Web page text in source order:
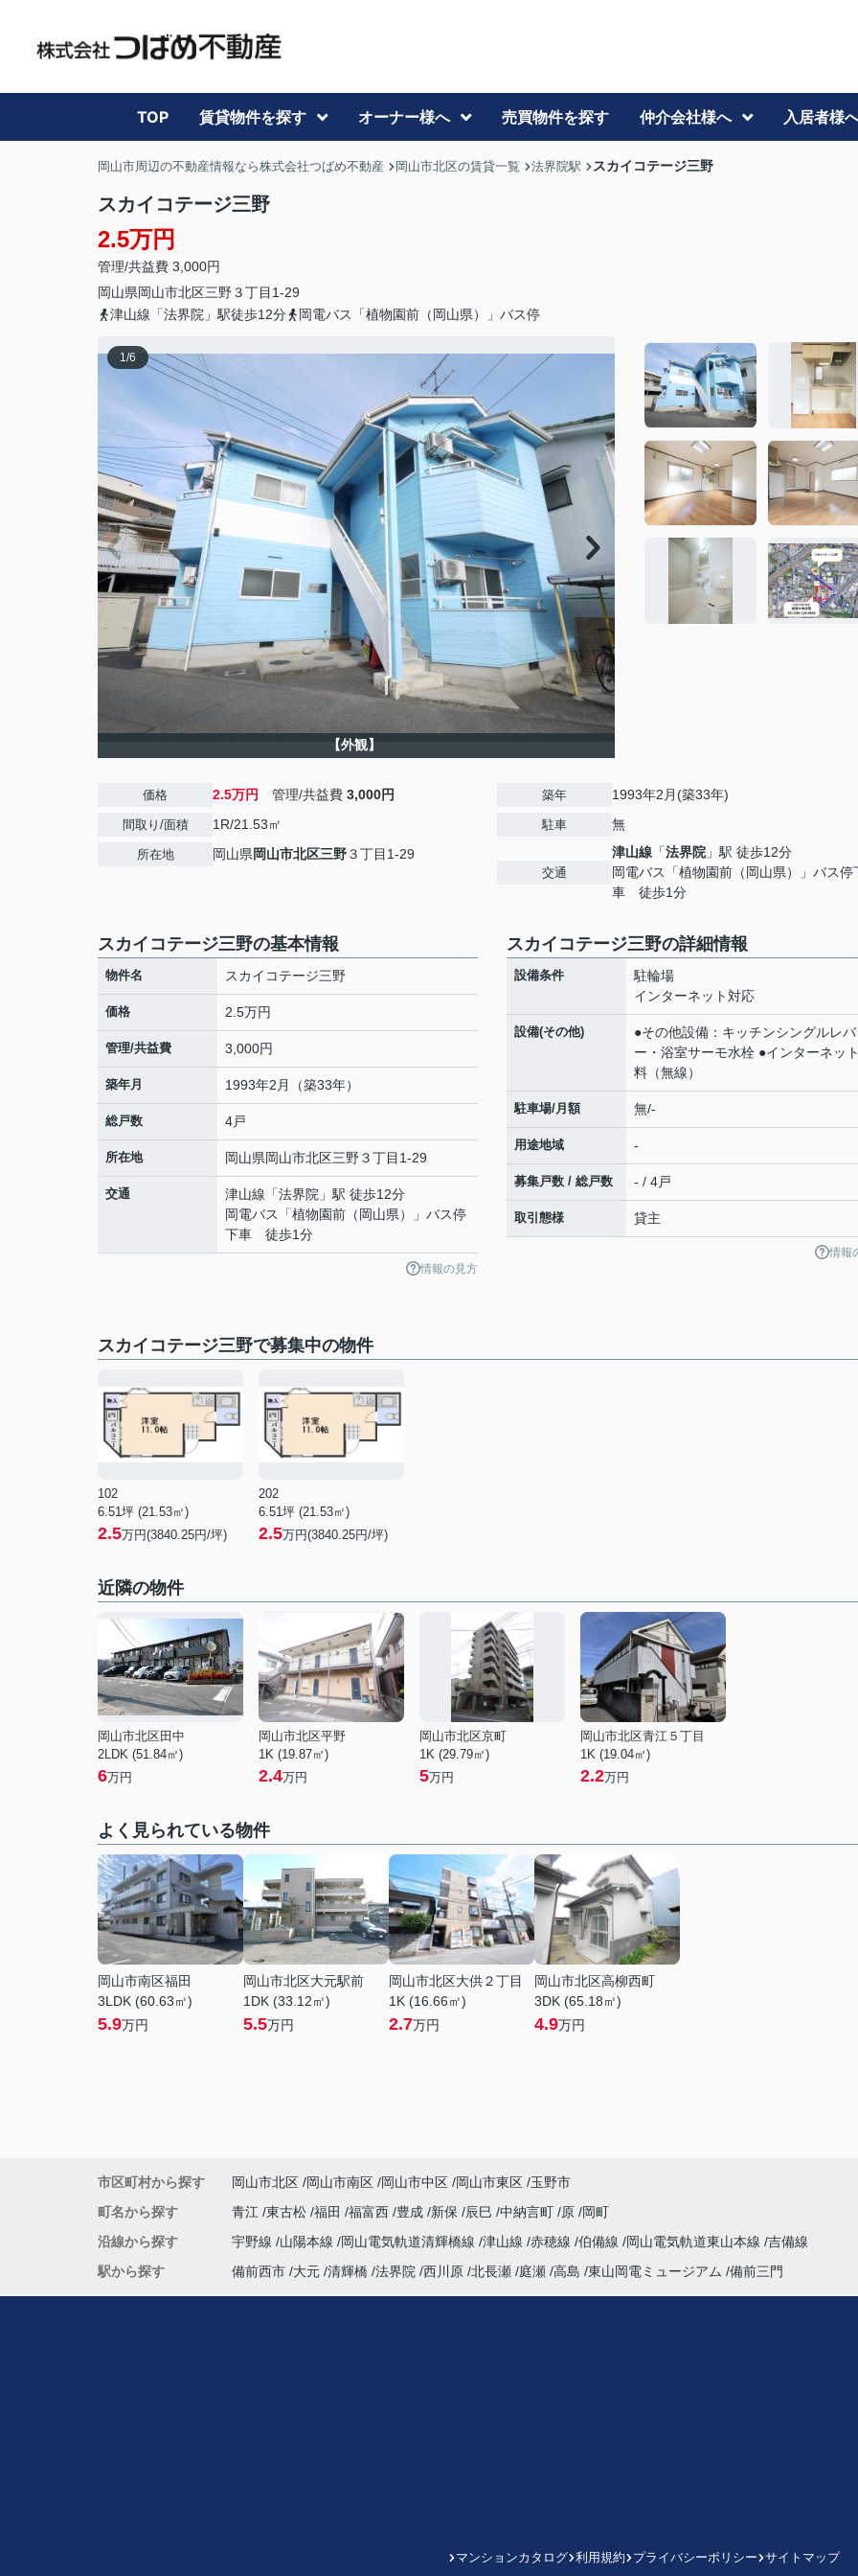
TOP 賃貸物件を探す オーナー様へ 売買物件を探す 仲介会社様へ 入居者様
岡山市周辺の不動産情報なら株式会社つばめ不動産 岡山市北区の賃貸一覧 法界院駅 スカイコテージ三野
スカイコテージ三野
2.5万円
管理/共益費 3,000円
岡山県岡山市北区三野３丁目1-29
津山線「法界院」駅徒歩12分
岡電バス「植物園前（岡山県）」バス停
1/6
【外観】
価格 2.5万円 管理/共益費 3,000円
間取り/面積 1R/21.53㎡
所在地 岡山県岡山市北区三野３丁目1-29
築年 1993年2月(築33年)
駐車 無
交通
津山線 「法界院 」駅 徒歩12分
岡電バス「植物園前（岡山県）」バス停
車 徒歩1分
スカイコテージ三野の基本情報
物件名 スカイコテージ三野
価格 2.5万円
管理/共益費 3,000円
築年月 1993年2月（築33年）
総戸数 4戸
所在地 岡山県岡山市北区三野３丁目1-29
交通 津山線 「法界院 」駅 徒歩12分
岡電バス「植物園前（岡山県）」バス停
下車 徒歩1分
情報の見方
スカイコテージ三野の詳細情報
設備条件
駐輪場
インターネット対応
設備(その他)
●その他設備：キッチンシングルレバ
ー・浴室サーモ水栓 ●インターネッ
料（無線）
駐車場/月額 無/-
用途地域 -
募集戸数 / 総戸数 - / 4戸
取引態様 貸主
情報
スカイコテージ三野で募集中の物件
102
6.51坪 (21.53㎡)
2.5万円(3840.25円/坪)
202
6.51坪 (21.53㎡)
2.5万円(3840.25円/坪)
近隣の物件
岡山市北区田中
2LDK (51.84㎡)
6万円
岡山市北区平野
1K (19.87㎡)
2.4万円
岡山市北区京町
1K (29.79㎡)
5万円
岡山市北区青江５丁目
1K (19.04㎡)
2.2万円
よく見られている物件
岡山市南区福田
3LDK (60.63㎡)
5.9万円
岡山市北区大元駅前
1DK (33.12㎡)
5.5万円
岡山市北区大供２丁目
1K (16.66㎡)
2.7万円
岡山市北区高柳西町
3DK (65.18㎡)
4.9万円
市区町村から探す 岡山市北区 岡山市南区 岡山市中区 岡山市東区 玉野市
町名から探す
青江 東古松 福田 福富西 豊成 新保 辰巳 中納言町 原
岡町
沿線から探す
宇野線 山陽本線 岡山電気軌道清輝橋線 津山線 赤穂線 伯備線 岡山電気軌道東山本線 吉備線
駅から探す
備前西市 大元 清輝橋 法界院 西川原 北長瀬 庭瀬 高島 東山岡電ミュージアム 備前三門
マンションカタログ 利用規約 プライバシーポリシー サイトマップ